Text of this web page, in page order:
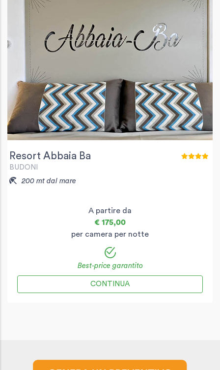
Resort Abbaia Ba
BUDONI
200 mt dal mare
A partire da
€ 175,00
per camera per notte
Best-price garantito
CONTINUA